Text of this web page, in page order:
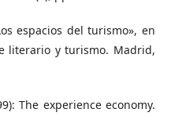
espacios del turismo», en
literario y turismo. Madrid,
The experience economy.